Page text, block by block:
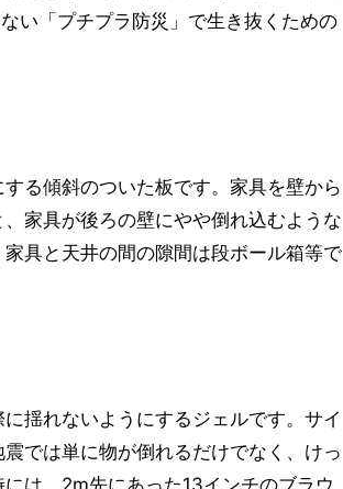
い「プチプラ防災」で生き抜くための
る傾斜のついた板です。家具を壁から
家具が後ろの壁にやや倒れ込むような
具と天井の間の隙間は段ボール箱等で
揺れないようにするジェルです。サイ
では単に物が倒れるだけでなく、けっ
は、2m先にあった13インチのブラウ